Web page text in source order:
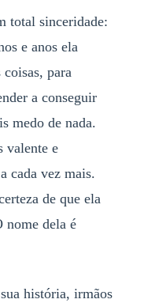
total sinceridade:
e anos ela
para
a conseguir
medo de nada.
valente e
cada vez mais.
de que ela
nome dela é
história, irmãos